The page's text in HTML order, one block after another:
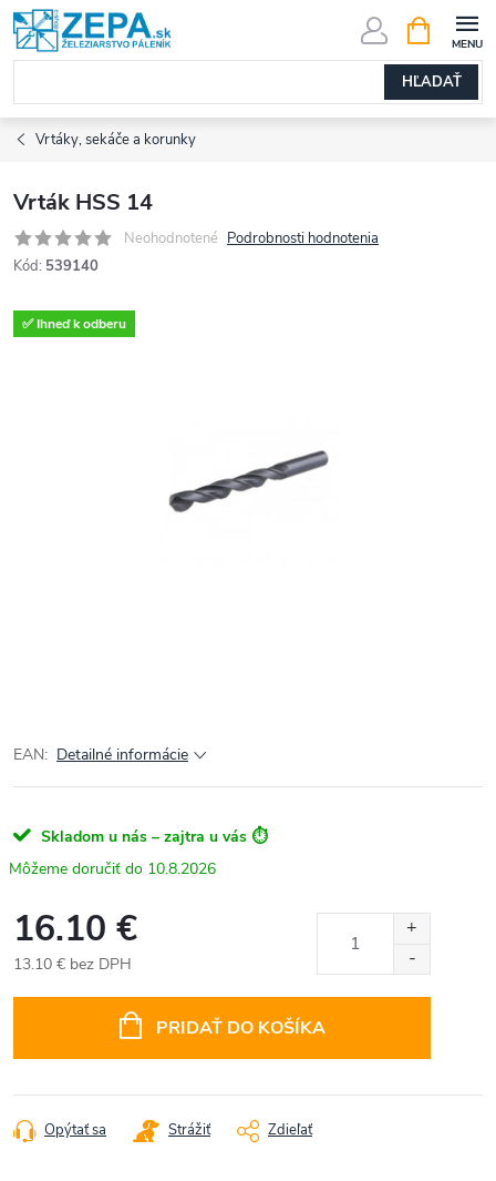
Prejsť
na
obsah
HĽADAŤ
KOŠÍK
Vrtáky, sekáče a korunky
Vrták HSS 14
Neohodnotené Podrobnosti hodnotenia
Kód: 539140
✅ Ihneď k odberu
EAN: Detailné informácie
Skladom u nás – zajtra u vás ⏱️
10.8.2026
16.10 €
13.10 € bez DPH
PRIDAŤ DO KOŠÍKA
Opýtať sa Strážiť Zdieľať